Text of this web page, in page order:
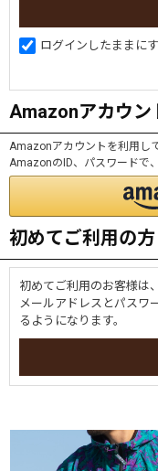
ログインしたままに
Amazonアカウン
Amazonアカウントを利用し
AmazonのID、パスワードで
初めてご利用の
初めてご利用のお客様は
メールアドレスとパスワ
るようになります。